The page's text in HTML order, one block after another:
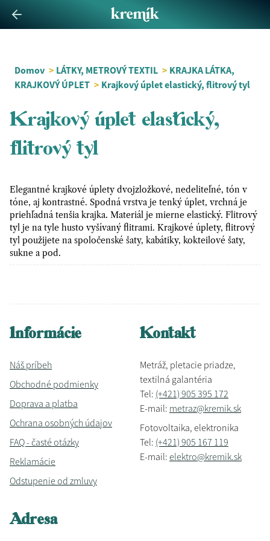
Domov > LÁTKY, METROVÝ TEXTIL > KRAJKA LÁTKA,
KRAJKOVÝ ÚPLET > Krajkový úplet elastický, flitrový tyl
Krajkový úplet elastický,
flitrový tyl
Elegantné krajkové úplety dvojzložkové, nedeliteľné, tón v
tóne, aj kontrastné. Spodná vrstva je tenký úplet, vrchná je
priehľadná tenšia krajka. Materiál je mierne elastický. Flitrový
tyl je na tyle husto vyšívaný flitrami. Krajkové úplety, flitrový
tyl použijete na spoločenské šaty, kabátiky, kokteilové šaty,
sukne a pod.
Informácie
Náš príbeh
Obchodné podmienky
Doprava a platba
Ochrana osobných údajov
FAQ - časté otázky
Reklamácie
Odstupenie od zmluvy
Kontakt
Metráž, pletacie priadze,
textilná galantéria
Tel: (+421) 905 395 172
E-mail: metraz@kremik.sk
Fotovoltaika, elektronika
Tel: (+421) 905 167 119
E-mail: elektro@kremik.sk
Adresa